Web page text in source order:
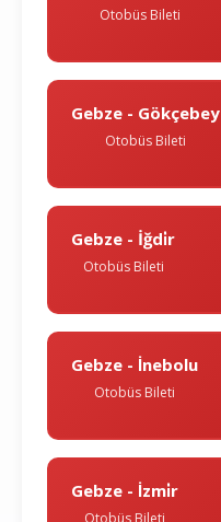
Otobüs Bileti
Gebze - Gökçebey
Otobüs Bileti
Gebze - İğdi̇r
Otobüs Bileti
Gebze - İnebolu
Otobüs Bileti
Gebze - İzmi̇r